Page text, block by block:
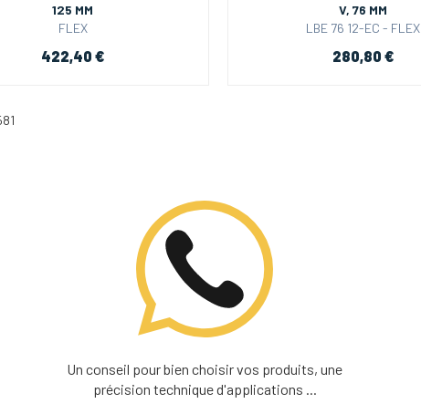
125 MM
FLEX
422,40 €
V, 76 MM
LBE 76 12-EC - FLEX
280,80 €
Un conseil pour bien choisir vos produits, une
précision technique d'applications ...